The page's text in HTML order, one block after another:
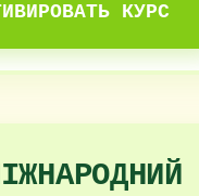
КУРС